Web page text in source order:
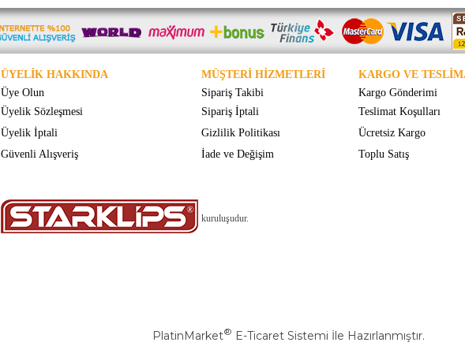
ÜYELİK HAKKINDA MÜŞTERİ HİZMETLERİ
KARGO VE
Üye Olun Sipariş Takibi
Kargo Gönderimi
Üyelik Sözleşmesi Sipariş İptali
Teslimat Koşulları
Üyelik İptali Gizlilik Politikası
Ücretsiz Kargo
Güvenli Alışveriş İade ve Değişim
Toplu Satış
kuruluşudur.
PlatinMarket® E-Ticaret Sistemi İle Hazırlanmıştır.